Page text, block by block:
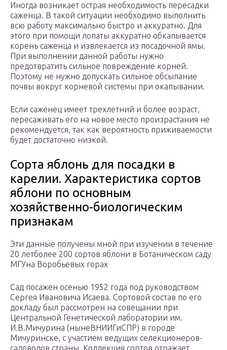
Иногда возникает острая необходимость пересадки
саженца. В такой ситуации необходимо выполнить
всю работу максимально быстро и аккуратно. Для
этого при помощи лопаты аккуратно обкапывается
корень саженца и извлекается из посадочной ямы.
При выполнении данной работы нужно
предотвратить сильное повреждение корней.
Поэтому не нужно допускать сильное обсыпание
почвы вокруг корневой системы при окапывании.
Если саженец имеет трехлетний и более возраст,
пересаживать его на новое место произрастания не
рекомендуется, так как вероятность приживаемости
будет достаточно низкой.
Сорта яблонь для посадки в
карелии. Характеристика сортов
яблони по основным
хозяйственно-биологическим
признакам
Эти данные получены мной при изучении в течение
20 летболее 200 сортов яблони в Ботаническом саду
МГУна Воробьевых горах
Сад посажен осенью 1952 года под руководством
Сергея Ивановича Исаева. Сортовой состав по его
докладу был рассмотрен на совещании при
Центральной Генетической лаборатории им.
И.В.Мичурина (нынеВНИИГиСПР) в городе
Мичуринске, с участием ведущих селекционеров-
садоводов страны. Коллекция сортов отражает